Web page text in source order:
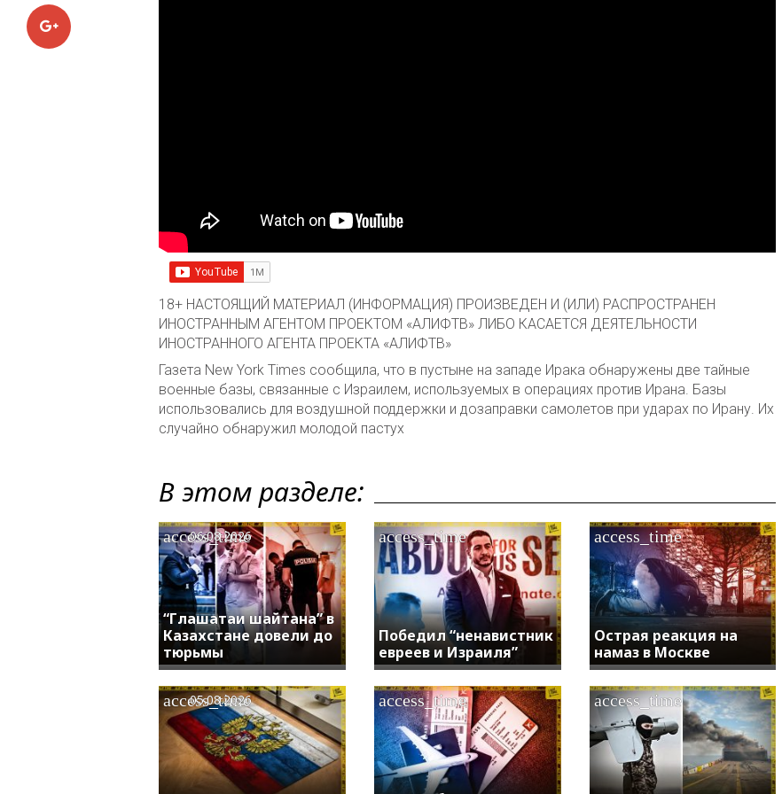
Google+
18+ НАСТОЯЩИЙ МАТЕРИАЛ (ИНФОРМАЦИЯ) ПРОИЗВЕДЕН И (ИЛИ) РАСПРОСТРАНЕН
ИНОСТРАННЫМ АГЕНТОМ ПРОЕКТОМ «АЛИФТВ» ЛИБО КАСАЕТСЯ ДЕЯТЕЛЬНОСТИ
ИНОСТРАННОГО АГЕНТА ПРОЕКТА «АЛИФТВ»
Газета New York Times сообщила, что в пустыне на западе Ирака обнаружены две тайные
военные базы, связанные с Израилем, используемых в операциях против Ирана. Базы
использовались для воздушной поддержки и дозаправки самолетов при ударах по Ирану. Их
случайно обнаружил молодой пастух
В этом разделе:
“Глашатаи шайтана” в
Казахстане довели до
тюрьмы
access_time
06.08.2026
Победил “ненавистник
евреев и Израиля”
access_time
Острая реакция на
намаз в Москве
access_time
access_time
05.08.2026 access_time access_time